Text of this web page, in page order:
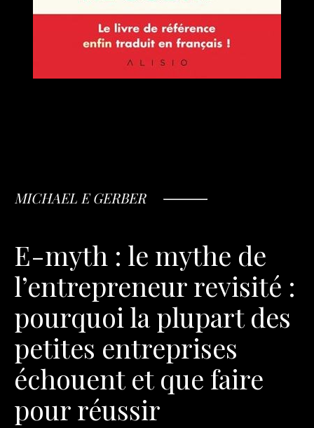
MICHAEL E GERBER
E-myth : le mythe de
l’entrepreneur revisité :
pourquoi la plupart des
petites entreprises
échouent et que faire
pour réussir